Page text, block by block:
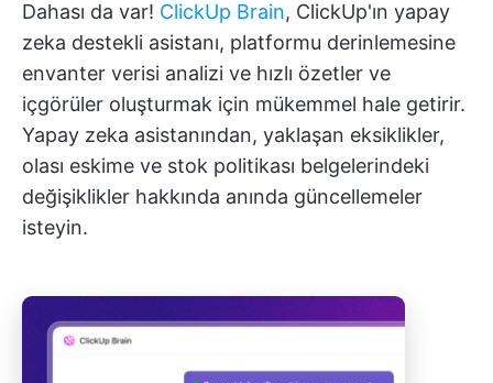
Dahası da var! ClickUp Brain, ClickUp'ın yapay
zeka destekli asistanı, platformu derinlemesine
envanter verisi analizi ve hızlı özetler ve
içgörüler oluşturmak için mükemmel hale getirir.
Yapay zeka asistanından, yaklaşan eksiklikler,
olası eskime ve stok politikası belgelerindeki
değişiklikler hakkında anında güncellemeler
isteyin.